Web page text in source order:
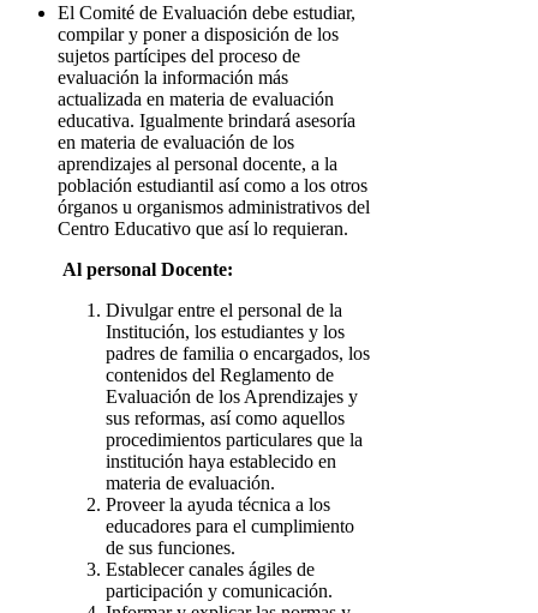
El Comité de Evaluación debe estudiar,
compilar y poner a disposición de los
sujetos partícipes del proceso de
evaluación la información más
actualizada en materia de evaluación
educativa. Igualmente brindará asesoría
en materia de evaluación de los
aprendizajes al personal docente, a la
población estudiantil así como a los otros
órganos u organismos administrativos del
Centro Educativo que así lo requieran.
Al personal Docente:
Divulgar entre el personal de la
Institución, los estudiantes y los
padres de familia o encargados, los
contenidos del Reglamento de
Evaluación de los Aprendizajes y
sus reformas, así como aquellos
procedimientos particulares que la
institución haya establecido en
materia de evaluación.
Proveer la ayuda técnica a los
educadores para el cumplimiento
de sus funciones.
Establecer canales ágiles de
participación y comunicación.